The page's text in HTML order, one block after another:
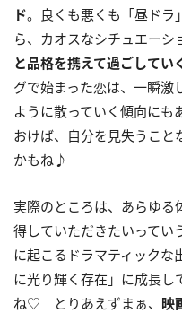
ド。良くも悪くも「昼ドラ
ら、カオスなシチュエーシ
と品格を携えて過ごしてい
グで始まった恋は、一瞬激
ように散っていく傾向に
おけば、自分を見失うこと
かもね♪
実際のところは、あらゆ
得していただきたいってい
に起こるドラマティックな
に光り輝く存在」に成長し
ね♡ とりあえずまぁ、 映